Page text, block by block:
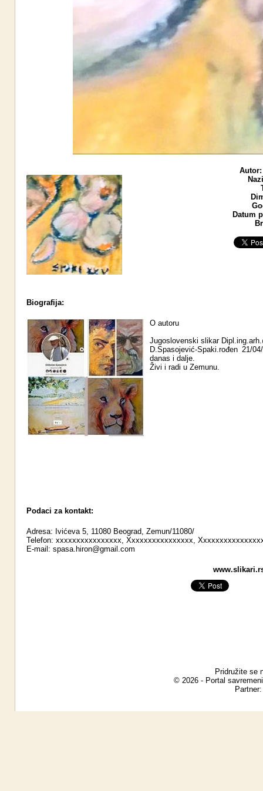
Autor:
Datum
Biografija:
O autoru
Jugoslovenski slikar
D.Spasojević-Spaki.rođen 21/
danas i dalje.
Živi i radi u Zemunu.
Podaci za kontakt:
Adresa: Ivićeva 5, 11080 Beograd, Zemun/11080/
Telefon: xxxxxxxxxxxxxxxx, Xxxxxxxxxxxxxxxx,
E-mail: spasa.hiron@gmail.com
Pridružite se
© 2026 - Portal